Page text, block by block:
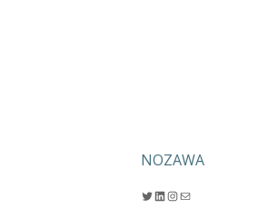
NOZAWA
Twitter LinkedIn Instagramメール